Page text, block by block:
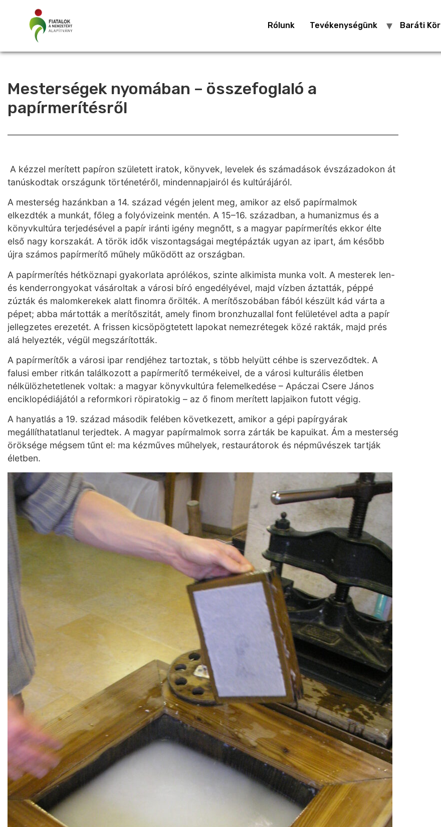
Rólunk Tevékenységünk Baráti Kör
Mesterségek nyomában – összefoglaló a
papírmerítésről
A kézzel merített papíron született iratok, könyvek, levelek és számadások évszázadokon át
tanúskodtak országunk történetéről, mindennapjairól és kultúrájáról.
A mesterség hazánkban a 14. század végén jelent meg, amikor az első papírmalmok
elkezdték a munkát, főleg a folyóvizeink mentén. A 15–16. században, a humanizmus és a
könyvkultúra terjedésével a papír iránti igény megnőtt, s a magyar papírmerítés ekkor élte
első nagy korszakát. A török idők viszontagságai megtépázták ugyan az ipart, ám később
újra számos papírmerítő műhely működött az országban.
A papírmerítés hétköznapi gyakorlata aprólékos, szinte alkimista munka volt. A mesterek len-
és kenderrongyokat vásároltak a városi bíró engedélyével, majd vízben áztatták, péppé
zúzták és malomkerekek alatt finomra őrölték. A merítőszobában fából készült kád várta a
pépet; abba mártották a merítőszitát, amely finom bronzhuzallal font felületével adta a papír
jellegzetes erezetét. A frissen kicsöpögtetett lapokat nemezrétegek közé rakták, majd prés
alá helyezték, végül megszárították.
A papírmerítők a városi ipar rendjéhez tartoztak, s több helyütt céhbe is szerveződtek. A
falusi ember ritkán találkozott a papírmerítő termékeivel, de a városi kulturális életben
nélkülözhetetlenek voltak: a magyar könyvkultúra felemelkedése – Apáczai Csere János
enciklopédiájától a reformkori röpiratokig – az ő finom merített lapjaikon futott végig.
A hanyatlás a 19. század második felében következett, amikor a gépi papírgyárak
megállíthatatlanul terjedtek. A magyar papírmalmok sorra zárták be kapuikat. Ám a mesterség
öröksége mégsem tűnt el: ma kézműves műhelyek, restaurátorok és népművészek tartják
életben.